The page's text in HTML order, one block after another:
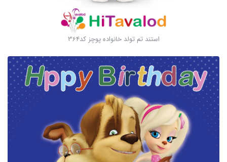
استند تم تولد خانواده پوچز کد364